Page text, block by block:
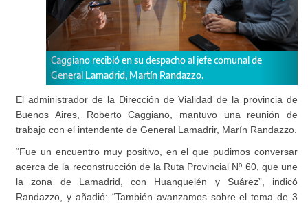
Caggiano recibió en su despacho al jefe comunal de
General Lamadrid, Martín Randazzo.
El administrador de la Dirección de Vialidad de la provincia de
Buenos Aires, Roberto Caggiano, mantuvo una reunión de
trabajo con el intendente de General Lamadrir, Marín Randazzo.
“Fue un encuentro muy positivo, en el que pudimos conversar
acerca de la reconstrucción de la Ruta Provincial Nº 60, que une
la zona de Lamadrid, con Huanguelén y Suárez”, indicó
Randazzo, y añadió: “También avanzamos sobre el tema de 3